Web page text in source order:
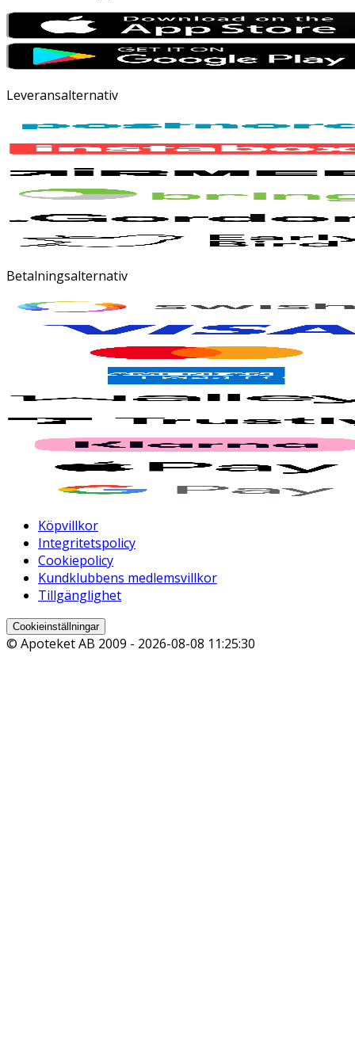
Leveransalternativ
Betalningsalternativ
Köpvillkor
Integritetspolicy
Cookiepolicy
Kundklubbens medlemsvillkor
Tillgänglighet
Cookieinställningar
© Apoteket AB 2009 - 2026-08-08 11:25:30